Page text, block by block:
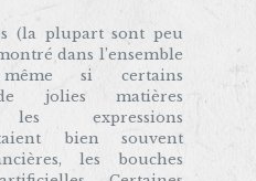
(la plupart sont peu
dans l’ensemble
si certains
jolies matières
les expressions
bien souvent
les bouches